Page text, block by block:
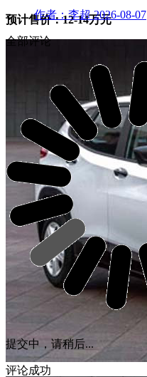
预计售价：12-14万元
作者：李超 2026-08-07
全部评论
提交中，请稍后...
评论成功